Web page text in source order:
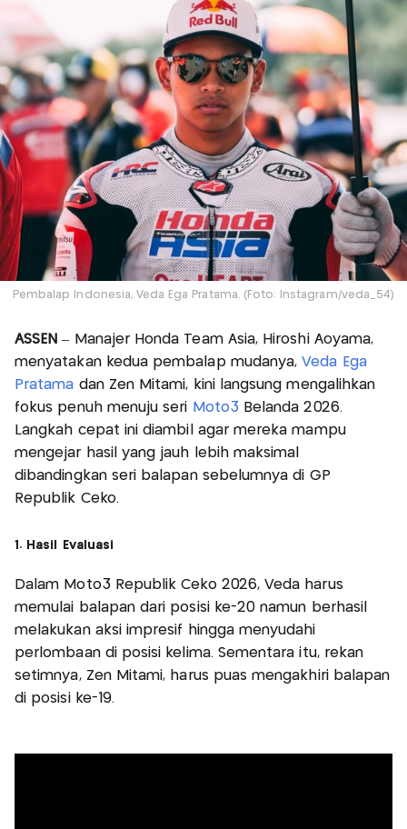
Pembalap Indonesia, Veda Ega Pratama. (Foto: Instagram/veda_54)
ASSEN– Manajer Honda Team Asia, Hiroshi Aoyama,
menyatakan kedua pembalap mudanya,Veda Ega
Pratama dan Zen Mitami, kini langsung mengalihkan
fokus penuh menuju seri Moto3 Belanda 2026.
Langkah cepat ini diambil agar mereka mampu
mengejar hasil yang jauh lebih maksimal
dibandingkan seri balapan sebelumnya di GP
Republik Ceko.
1. Hasil Evaluasi
Dalam Moto3 Republik Ceko 2026, Veda harus
memulai balapan dari posisi ke-20 namun berhasil
melakukan aksi impresif hingga menyudahi
perlombaan di posisi kelima. Sementara itu, rekan
setimnya, Zen Mitami, harus puas mengakhiri balapan
di posisi ke-19.